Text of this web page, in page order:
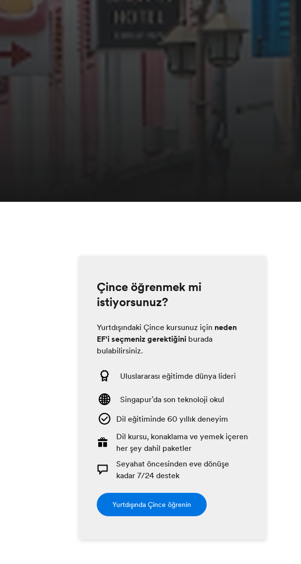
Çince öğrenmek mi
istiyorsunuz?
Yurtdışındaki Çince kursunuz için neden
EF'i seçmeniz gerektiğini burada
bulabilirsiniz.
Uluslararası eğitimde dünya lideri
Singapur'da son teknoloji okul
Dil eğitiminde 60 yıllık deneyim
Dil kursu, konaklama ve yemek içeren
her şey dahil paketler
Seyahat öncesinden eve dönüşe
kadar 7/24 destek
Yurtdışında Çince öğrenin